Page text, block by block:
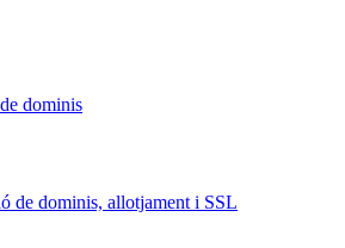
dominis
de dominis, allotjament i SSL